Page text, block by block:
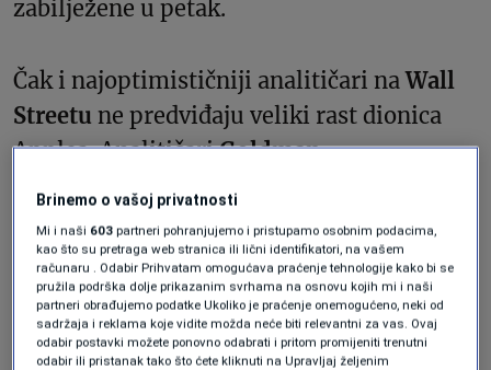
zabilježene u petak.
Čak i najoptimističniji analitičari naWall
Streetu ne predviđaju veliki rast dionica
Applea. AnalitičariGoldman-
od 238 i 230 dolara po dionici, što je rast od
12, odnosno 8 posto.
To nije pretjerano uzbuđujuće, budući da
S&P500predvidio prosječan godišnji
Brinemo o vašoj privatnosti
Mi i naši 603 partneri pohranjujemo i pristupamo osobnim podacima,
kao što su pretraga web stranica ili lični identifikatori, na vašem
računaru . Odabir Prihvatam omogućava praćenje tehnologije kako bi se
pružila podrška dolje prikazanim svrhama na osnovu kojih mi i naši
partneri obrađujemo podatke Ukoliko je praćenje onemogućeno, neki od
sadržaja i reklama koje vidite možda neće biti relevantni za vas. Ovaj
odabir postavki možete ponovno odabrati i pritom promijeniti trenutni
odabir ili pristanak tako što ćete kliknuti na Upravljaj željenim